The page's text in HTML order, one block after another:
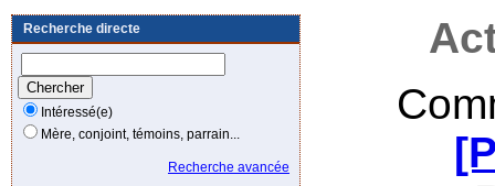
Recherche directe
Intéressé(e)
Mère, conjoint, témoins, parrain...
Recherche avancée